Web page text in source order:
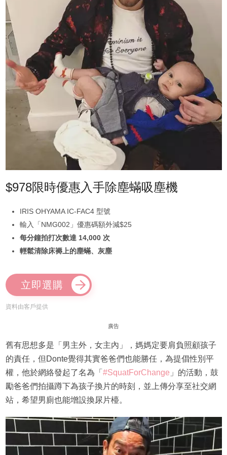
$978限時優惠入手除塵蟎吸塵機
IRIS OHYAMA IC-FAC4 型號
輸入「NMG002」優惠碼額外減$25
每分鐘拍打次數達 14,000 次
輕鬆清除床褥上的塵蟎、灰塵
立即選購
資料由客戶提供
廣告
舊有思想多是「男主外，女主內」，媽媽定要肩負照顧孩子
的責任，但Donte覺得其實爸爸們也能勝任，為提倡性別平
權，他於網絡發起了名為「 #SquatForChange 」的活動，鼓
勵爸爸們拍攝蹲下為孩子換片的時刻，並上傳分享至社交網
站，希望男廁也能增設換尿片檯。